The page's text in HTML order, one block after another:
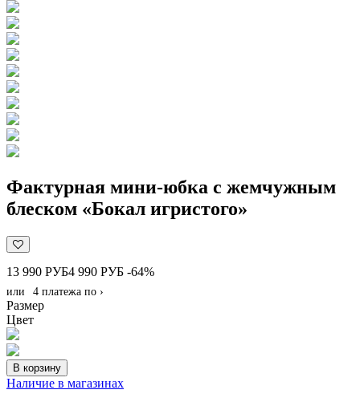
Фактурная мини-юбка с жемчужным
блеском «Бокал игристого»
13 990 РУБ4 990 РУБ -64%
или 4 платежа по ›
Размер
Цвет
В корзину
Наличие в магазинах